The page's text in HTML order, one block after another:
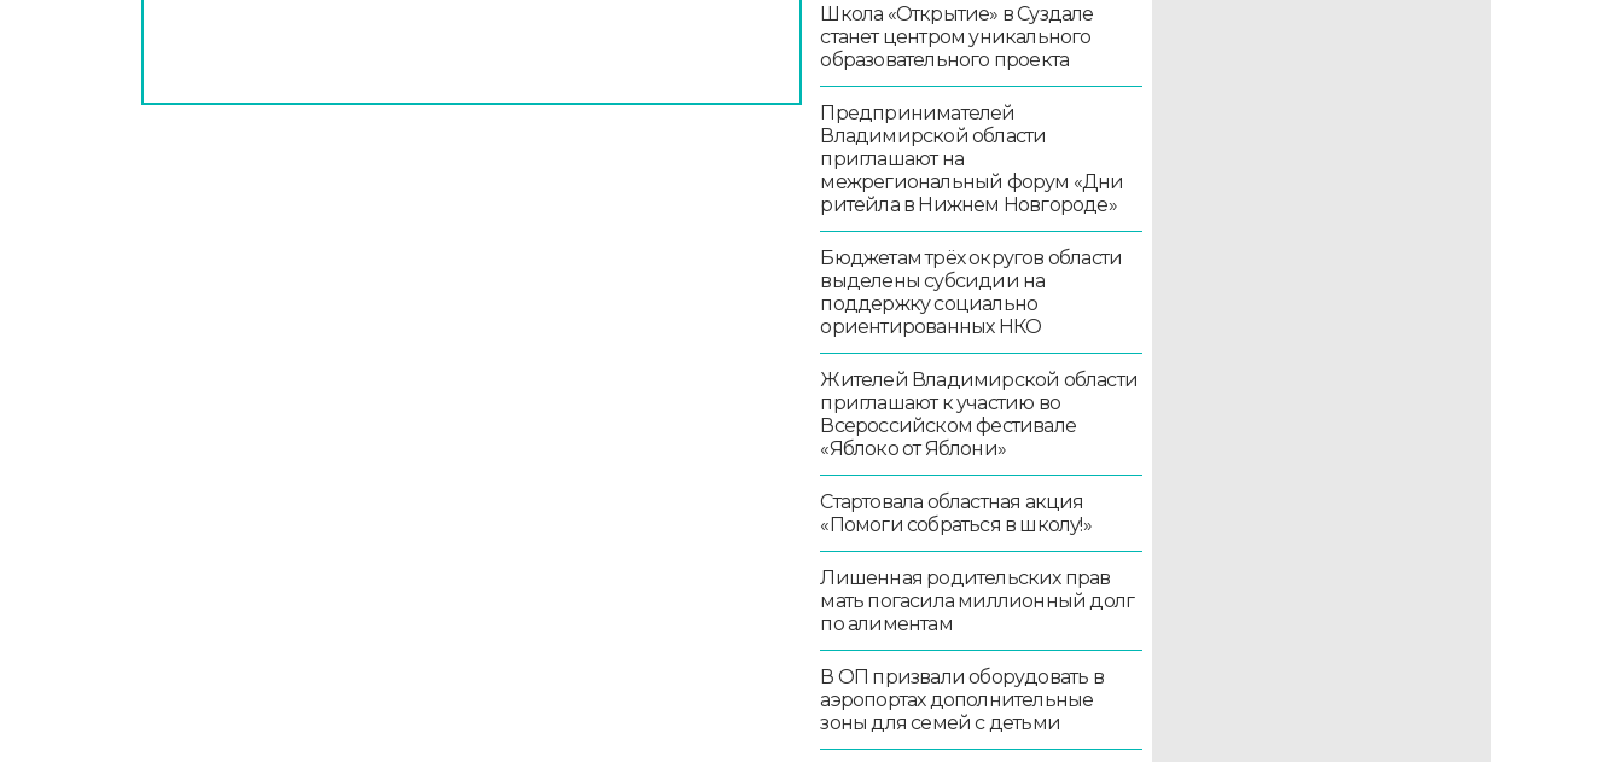
Школа «Открытие» в Суздале
станет центром уникального
образовательного проекта
Предпринимателей
Владимирской области
приглашают на
межрегиональный форум «Дни
ритейла в Нижнем Новгороде»
Бюджетам трёх округов области
выделены субсидии на
поддержку социально
ориентированных НКО
Жителей Владимирской области
приглашают к участию во
Всероссийском фестивале
«Яблоко от Яблони»
Стартовала областная акция
«Помоги собраться в школу!»
Лишенная родительских прав
мать погасила миллионный долг
по алиментам
В ОП призвали оборудовать в
аэропортах дополнительные
зоны для семей с детьми